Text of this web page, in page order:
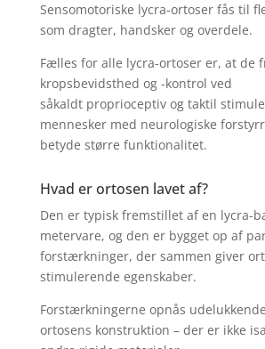
Sensomotoriske lycra-ortoser fås til
som dragter, handsker og overdele.
Fælles for alle lycra-ortoser er, at de
kropsbevidsthed og -kontrol ved
såkaldt proprioceptiv og taktil
mennesker med neurologiske
betyde større funktionalitet.
Hvad er ortosen lavet af?
Den er typisk fremstillet af en lycra-
metervare, og den er bygget op af
forstærkninger, der sammen giver
stimulerende egenskaber.
Forstærkningerne opnås
ortosens konstruktion – der er ikke